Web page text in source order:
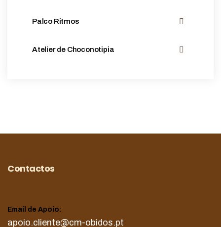
Palco Ritmos
Atelier de Choconotipia
Contactos
Email de Apoio:
apoio.cliente@cm-obidos.pt